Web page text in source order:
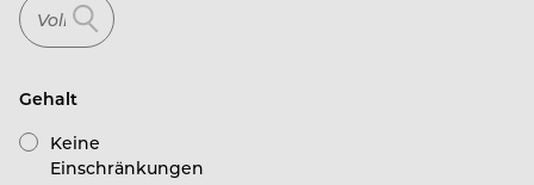
Gehalt
Keine
Einschränkungen